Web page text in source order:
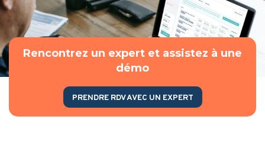
Rencontrez un expert et assistez à une
démo
PRENDRE RDV AVEC UN EXPERT